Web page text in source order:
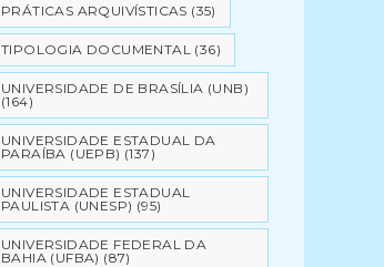
PRÁTICAS ARQUIVÍSTICAS (35)
TIPOLOGIA DOCUMENTAL (36)
UNIVERSIDADE DE BRASÍLIA (UNB)
(164)
UNIVERSIDADE ESTADUAL DA
PARAÍBA (UEPB) (137)
UNIVERSIDADE ESTADUAL
PAULISTA (UNESP) (95)
UNIVERSIDADE FEDERAL DA
BAHIA (UFBA) (87)